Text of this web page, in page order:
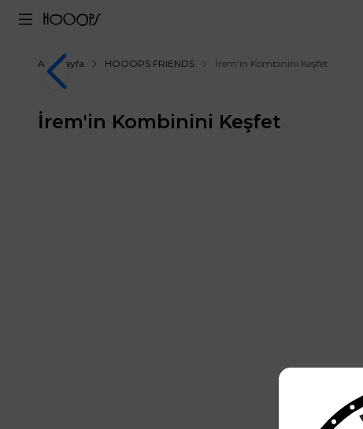
Ana Sayfa HOOOPS FRIENDS İrem'in Kombinini Keşfet
İrem'in Kombinini Keşfet